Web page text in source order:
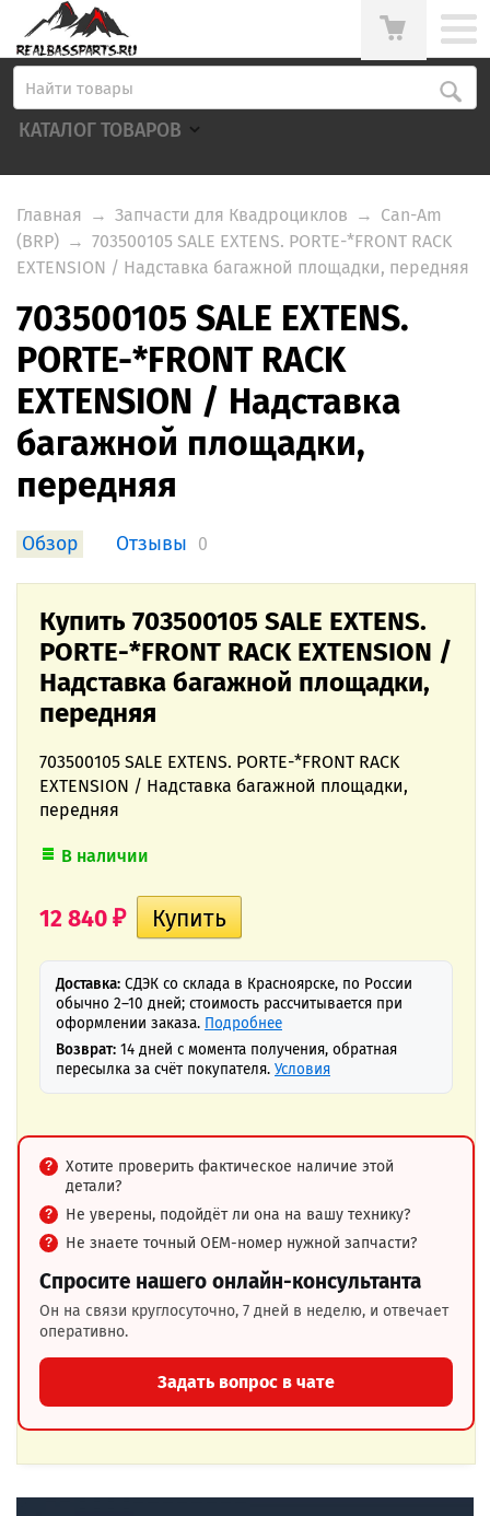
КАТАЛОГ ТОВАРОВ
Главная → Запчасти для Квадроциклов → Can-Am
(BRP) → 703500105 SALE EXTENS. PORTE-*FRONT RACK
EXTENSION / Надставка багажной площадки, передняя
703500105 SALE EXTENS.
PORTE-*FRONT RACK
EXTENSION / Надставка
багажной площадки,
передняя
Обзор Отзывы 0
Купить 703500105 SALE EXTENS.
PORTE-*FRONT RACK EXTENSION /
Надставка багажной площадки,
передняя
703500105 SALE EXTENS. PORTE-*FRONT RACK
EXTENSION / Надставка багажной площадки,
передняя
В наличии
12 840 ₽
Доставка: СДЭК со склада в Красноярске, по России
обычно 2–10 дней; стоимость рассчитывается при
оформлении заказа. Подробнее
Возврат: 14 дней с момента получения, обратная
пересылка за счёт покупателя. Условия
Хотите проверить фактическое наличие этой
детали?
Не уверены, подойдёт ли она на вашу технику?
Не знаете точный OEM-номер нужной запчасти?
Спросите нашего онлайн-консультанта
Он на связи круглосуточно, 7 дней в неделю, и отвечает
оперативно.
Задать вопрос в чате